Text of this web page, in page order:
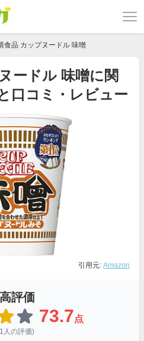
食品 カップヌードル 味噌
ードル 味噌に関
口コミ・レビュー
引用元: Amazon
評価
73.7点
人の評価)